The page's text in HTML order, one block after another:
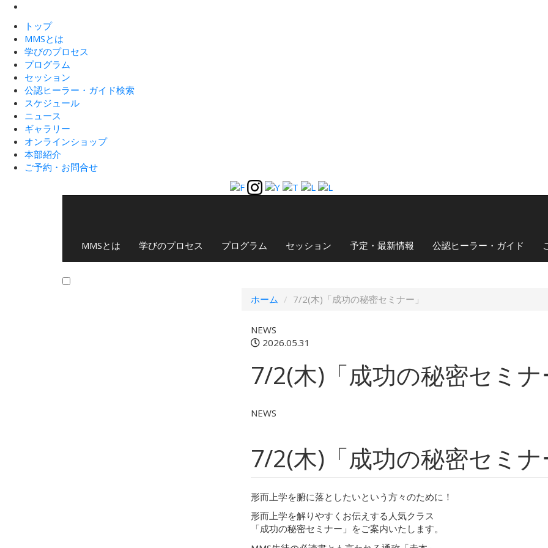
トップ
MMSとは
学びのプロセス
プログラム
セッション
公認ヒーラー・ガイド検索
スケジュール
ニュース
ギャラリー
オンラインショップ
本部紹介
ご予約・お問合せ
MMSとは 学びのプロセス プログラム セッション 予定・最新情報 公認ヒーラー・ガイド
ホーム 7/2(木)「成功の秘密セミナー」
NEWS
2026.05.31
7/2(木)「成功の秘密セミナ
NEWS
7/2(木)「成功の秘密セミナ
形而上学を腑に落としたいという方々のために！
形而上学を解りやすくお伝えする人気クラス
「成功の秘密セミナー」をご案内いたします。